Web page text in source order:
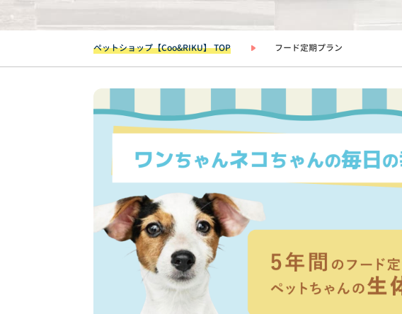
ペットショップ【Coo&RIKU】 TOP フード定期プラン